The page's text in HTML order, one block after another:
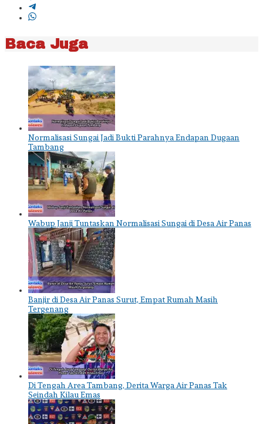
Baca Juga
Normalisasi Sungai Jadi Bukti Parahnya Endapan Dugaan
Tambang
Wabup Janji Tuntaskan Normalisasi Sungai di Desa Air Panas
Banjir di Desa Air Panas Surut, Empat Rumah Masih
Tergenang
Di Tengah Area Tambang, Derita Warga Air Panas Tak
Seindah Kilau Emas